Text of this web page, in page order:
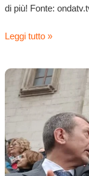
di più! Fonte:
Leggi tutto »
Elezioni:
nome
“suggerito”